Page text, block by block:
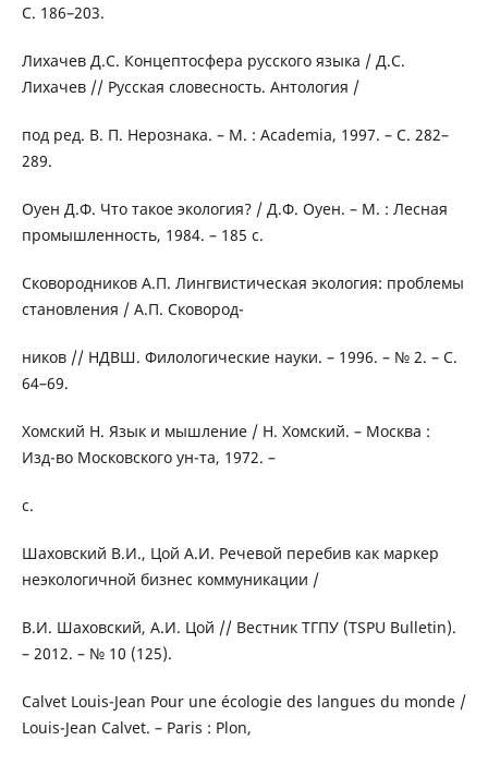
С. 186–203.
Лихачев Д.С. Концептосфера русского языка / Д.С.
Лихачев // Русская словесность. Антология /
под ред. В. П. Нерознака. – М. : Academia, 1997. – С. 282–
289.
Оуен Д.Ф. Что такое экология? / Д.Ф. Оуен. – М. : Лесная
промышленность, 1984. – 185 с.
Сковородников А.П. Лингвистическая экология: проблемы
становления / А.П. Сковород-
ников // НДВШ. Филологические науки. – 1996. – № 2. – С.
64–69.
Хомский Н. Язык и мышление / Н. Хомский. – Москва :
Изд-во Московского ун-та, 1972. –
с.
Шаховский В.И., Цой А.И. Речевой перебив как маркер
неэкологичной бизнес коммуникации /
В.И. Шаховский, А.И. Цой // Вестник ТГПУ (TSPU Bulletin).
– 2012. – № 10 (125).
Calvet Louis-Jean Pour une écologie des langues du monde /
Louis-Jean Calvet. – Paris : Plon,